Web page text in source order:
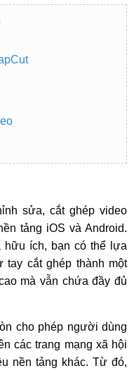
sửa, cắt ghép video
tảng iOS và Android.
hữu ích, bạn có thể lựa
cắt ghép thành một
mà vẫn chứa đầy đủ
cho phép người dùng
các trang mạng xã hội
nền tảng khác. Từ đó,